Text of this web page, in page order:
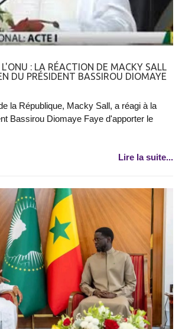
: LA RÉACTION DE MACKY SALL
DU PRÉSIDENT BASSIROU DIOMAYE
la République, Macky Sall, a réagi à la
Bassirou Diomaye Faye d'apporter le
Lire la suite...